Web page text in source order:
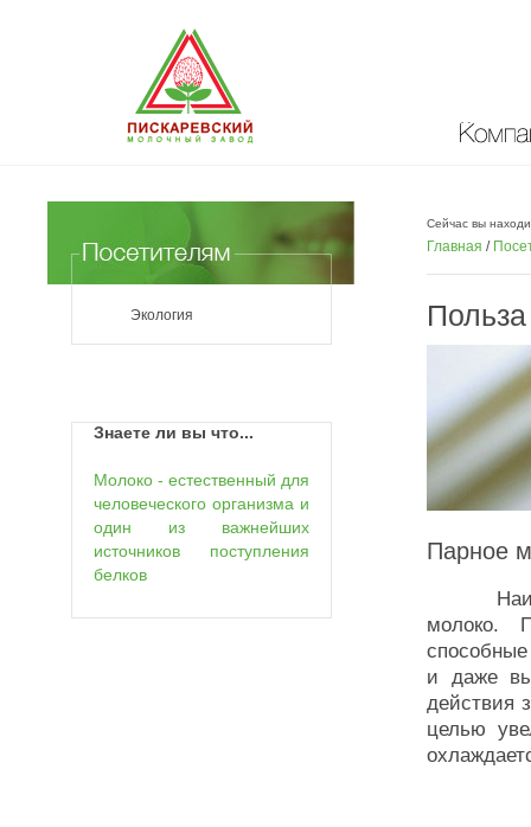
Экология
Знаете ли вы что...
Молоко - естественный для
человеческого организма и
один из важнейших
источников поступления
белков
Сейчас вы
Главная /
Парное
молоко.
и даже
действия
целью